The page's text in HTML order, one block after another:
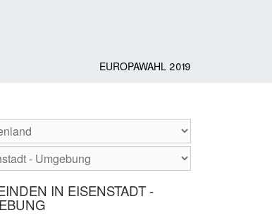
EUROPAWAHL 2019
IN EISENSTADT -